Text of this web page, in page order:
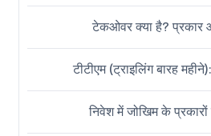
टेकओवर क्या है? प्रकार
टीटीएम (ट्राइलिंग बारह
निवेश में जोखिम के